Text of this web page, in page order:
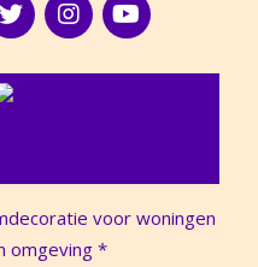
voor woningen
omgeving *